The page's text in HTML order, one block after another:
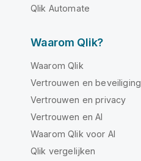
Qlik Automate
Waarom Qlik?
Waarom Qlik
Vertrouwen en beveiliging
Vertrouwen en privacy
Vertrouwen en AI
Waarom Qlik voor AI
Qlik vergelijken